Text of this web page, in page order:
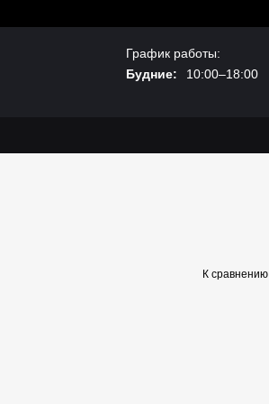
График работы:
Будние:
10:00–18:00
К сравнению